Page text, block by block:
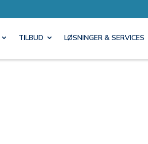
TILBUD LØSNINGER & SERVICES